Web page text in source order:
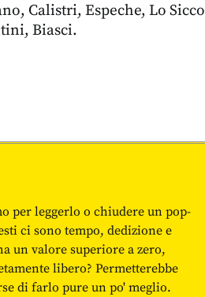
Calistri, Espeche, Lo Sicco
Biasci.
per leggerlo o chiudere un pop-
ci sono tempo, dedizione e
un valore superiore a zero,
libero? Permetterebbe
di farlo pure un po' meglio.